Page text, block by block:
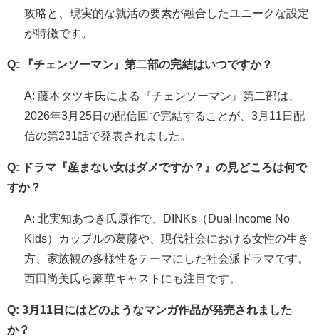
攻略と、現実的な就活の要素が融合したユニークな設定
が特徴です。
Q: 『チェンソーマン』第二部の完結はいつですか？
A: 藤本タツキ氏による『チェンソーマン』第二部は、
2026年3月25日の配信回で完結することが、3月11日配
信の第231話で発表されました。
Q: ドラマ『産まない女はダメですか？』の見どころは何で
すか？
A: 北実知あつき氏原作で、DINKs（Dual Income No
Kids）カップルの葛藤や、現代社会における女性の生き
方、家族観の多様性をテーマにした社会派ドラマです。
西田尚美氏ら豪華キャストにも注目です。
Q: 3月11日にはどのようなマンガ作品が発売されました
か？